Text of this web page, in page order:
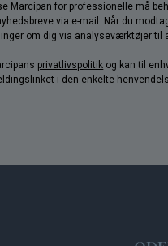
Marcipan for professionelle må
via e-mail. Når du
om dig via analyseværktøjer til
privatlivspolitik og kan til
i den enkelte